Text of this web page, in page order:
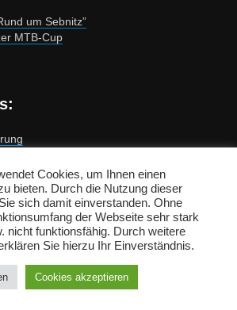
um Sebnitz”
MTB-Cup
by Sebnitzer Radfahrerverein 1897 e.V.
Cookies, um Ihnen einen
bieten. Durch die Nutzung dieser
sich damit einverstanden. Ohne
der Webseite sehr stark
nicht funktionsfähig. Durch weitere
Sie hierzu Ihr Einverständnis.
Cookies akzeptieren